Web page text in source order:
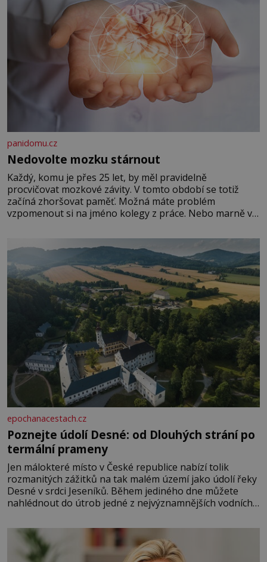
panidomu.cz
Nedovolte mozku stárnout
Každý, komu je přes 25 let, by měl pravidelně
procvičovat mozkové závity. V tomto období se totiž
začíná zhoršovat paměť. Možná máte problém
vzpomenout si na jméno kolegy z práce. Nebo marně v
Je to opravdu tak, s věkem jako kdyby se paměť
rozhodla stávkovat. Cvičte
epochanacestach.cz
Poznejte údolí Desné: od Dlouhých strání po
termální prameny
Jen málokteré místo v České republice nabízí tolik
rozmanitých zážitků na tak malém území jako údolí řeky
Desné v srdci Jeseníků. Během jediného dne můžete
nahlédnout do útrob jedné z nejvýznamnějších vodních
se na koloběžce a den zakončit poznáváním památek ve
Velkých Losinách nebo v termálním